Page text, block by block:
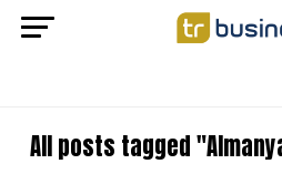
All posts tagged